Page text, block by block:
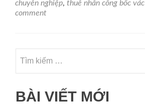
chuyên nghiệp, thuê nhân công bốc vác
comment
kiếm
BÀI VIẾT MỚI